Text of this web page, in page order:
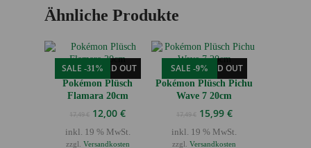
Ähnliche Produkte
SOLD OUT
SALE -31%
Pokémon Plüsch
Flamara 20cm
17,49€ Ursprünglicher
war:
12,00€Aktueller
ist:
inkl. 19 % MwSt.
zzgl. Versandkosten
SOLD OUT
SALE -9%
Pokémon Plüsch Pichu
Wave 7 20cm
17,49€ Ursprünglicher
war:
15,99 €Aktueller
ist:
inkl. 19 % MwSt.
zzgl.Versandkosten